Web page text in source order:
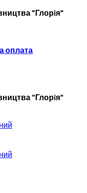
"Глорiя"
оплата
"Глорiя"